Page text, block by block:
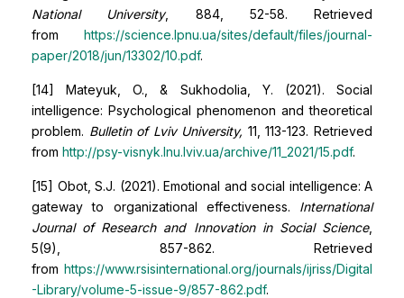
National University, 884, 52-58. Retrieved
from https://science.lpnu.ua/sites/default/files/journal-
paper/2018/jun/13302/10.pdf.
[14] Mateyuk, O., & Sukhodolia, Y. (2021). Social
intelligence: Psychological phenomenon and theoretical
problem. Bulletin of Lviv University, 11, 113-123. Retrieved
from http://psy-visnyk.lnu.lviv.ua/archive/11_2021/15.pdf.
[15] Obot, S.J. (2021). Emotional and social intelligence: A
gateway to organizational effectiveness. International
Journal of Research and Innovation in Social Science,
5(9), 857-862. Retrieved
from https://www.rsisinternational.org/journals/ijriss/Digital
-Library/volume-5-issue-9/857-862.pdf.